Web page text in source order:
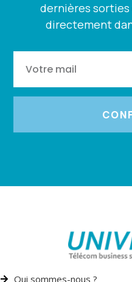
dernières
directement
Qui sommes-nous ?